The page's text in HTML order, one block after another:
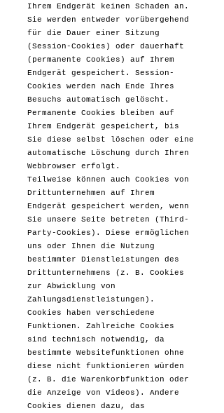
Ihrem Endgerät keinen Schaden an.
Sie werden entweder vorübergehend
für die Dauer einer Sitzung
(Session-Cookies) oder dauerhaft
(permanente Cookies) auf Ihrem
Endgerät gespeichert. Session-
Cookies werden nach Ende Ihres
Besuchs automatisch gelöscht.
Permanente Cookies bleiben auf
Ihrem Endgerät gespeichert, bis
Sie diese selbst löschen oder eine
automatische Löschung durch Ihren
Webbrowser erfolgt.
Teilweise können auch Cookies von
Drittunternehmen auf Ihrem
Endgerät gespeichert werden, wenn
Sie unsere Seite betreten (Third-
Party-Cookies). Diese ermöglichen
uns oder Ihnen die Nutzung
bestimmter Dienstleistungen des
Drittunternehmens (z. B. Cookies
zur Abwicklung von
Zahlungsdienstleistungen).
Cookies haben verschiedene
Funktionen. Zahlreiche Cookies
sind technisch notwendig, da
bestimmte Websitefunktionen ohne
diese nicht funktionieren würden
(z. B. die Warenkorbfunktion oder
die Anzeige von Videos). Andere
Cookies dienen dazu, das